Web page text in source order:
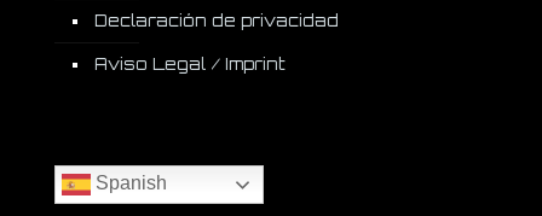
Declaración de privacidad
Aviso Legal / Imprint
Spanish